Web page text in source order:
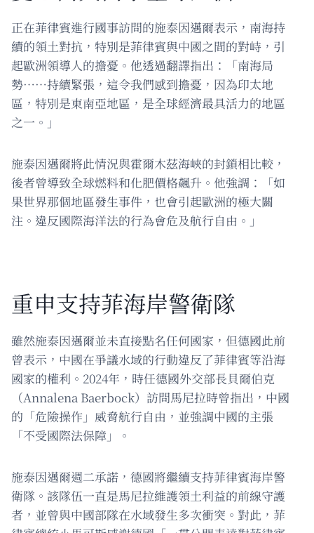
正在菲律賓進行國事訪問的施泰因邁爾表示，南海持
續的領土對抗，特別是菲律賓與中國之間的對峙，引
起歐洲領導人的擔憂。他透過翻譯指出：「南海局
勢……持續緊張，這令我們感到擔憂，因為印太地
區，特別是東南亞地區，是全球經濟最具活力的地區
之一。」
施泰因邁爾將此情況與霍爾木茲海峽的封鎖相比較，
後者曾導致全球燃料和化肥價格飆升。他強調：「如
果世界那個地區發生事件，也會引起歐洲的極大關
注。違反國際海洋法的行為會危及航行自由。」
重申支持菲海岸警衛隊
雖然施泰因邁爾並未直接點名任何國家，但德國此前
曾表示，中國在爭議水域的行動違反了菲律賓等沿海
國家的權利。2024年，時任德國外交部長貝爾伯克
（Annalena Baerbock）訪問馬尼拉時曾指出，中國
的「危險操作」威脅航行自由，並強調中國的主張
「不受國際法保障」。
施泰因邁爾週二承諾，德國將繼續支持菲律賓海岸警
衛隊。該隊伍一直是馬尼拉維護領土利益的前線守護
者，並曾與中國部隊在水域發生多次衝突。對此，菲